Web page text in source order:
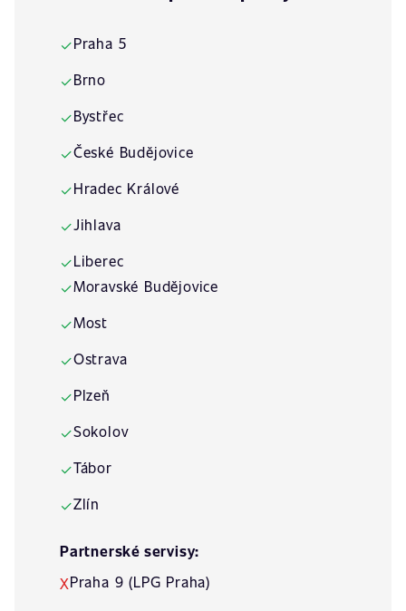
✓Praha 5
✓Brno
✓Bystřec
✓České Budějovice
✓Hradec Králové
✓Jihlava
✓Liberec
✓Moravské Budějovice
✓Most
✓Ostrava
✓Plzeň
✓Sokolov
✓Tábor
✓Zlín
Partnerské servisy:
XPraha 9 (LPG Praha)